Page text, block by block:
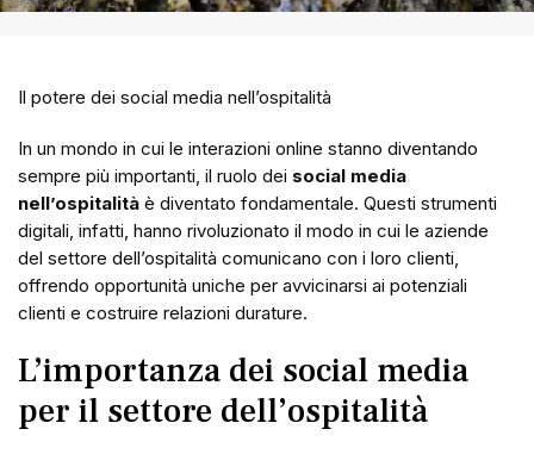
Il potere dei social media nell’ospitalità
In un mondo in cui le interazioni online stanno diventando
sempre più importanti, il ruolo dei social media
nell’ospitalità è diventato fondamentale. Questi strumenti
digitali, infatti, hanno rivoluzionato il modo in cui le aziende
del settore dell’ospitalità comunicano con i loro clienti,
offrendo opportunità uniche per avvicinarsi ai potenziali
clienti e costruire relazioni durature.
L’importanza dei social media
per il settore dell’ospitalità